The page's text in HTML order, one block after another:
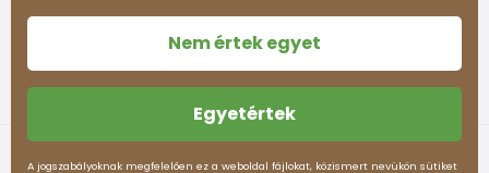
Nem értek egyet
Egyetértek
A jogszabályoknak megfelelően ez a weboldal fájlokat, közismert nevükön sütiket